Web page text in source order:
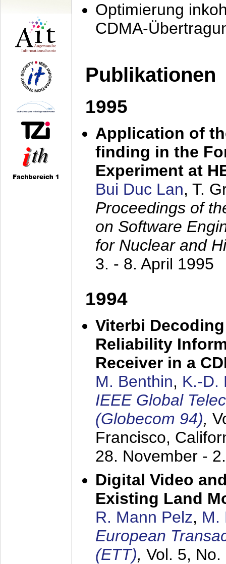
Optimierung
CDMA-
Publikationen
1995
Application of
finding in the
Experiment at
Bui Duc Lan, T.
Proceedings of
on Software
for Nuclear and
3. - 8. April 1995
1994
Viterbi
Reliability
Receiver in a
M. Benthin, K.-D.
IEEE Global
(Globecom 94),
Francisco,
28. November -
Digital Video
Existing Land
R. Mann Pelz, M.
European
(ETT), Vol. 5,